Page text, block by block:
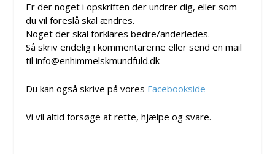
Er der noget i opskriften der undrer dig, eller som
du vil foreslå skal ændres.
Noget der skal forklares bedre/anderledes.
Så skriv endelig i kommentarerne eller send en mail
til info@enhimmelskmundfuld.dk
Du kan også skrive på vores Facebookside
Vi vil altid forsøge at rette, hjælpe og svare.